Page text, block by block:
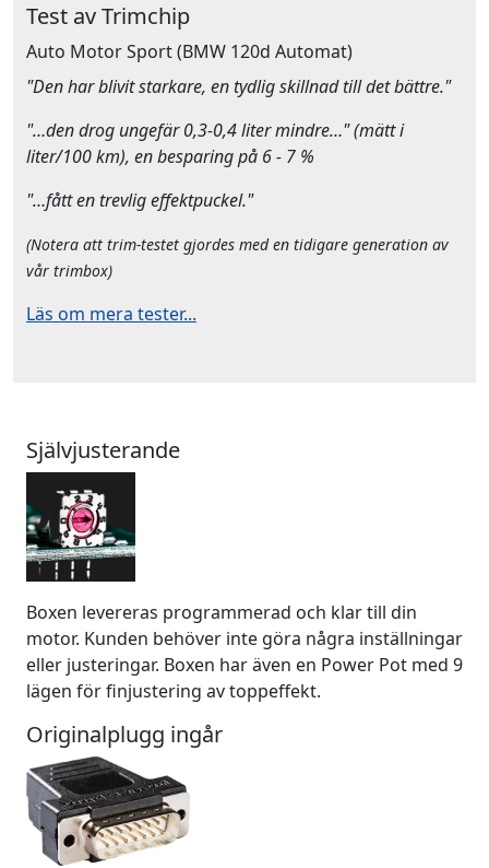
Test av Trimchip
Auto Motor Sport(BMW 120d Automat)
"Den har blivit starkare, en tydlig skillnad till det bättre."
"…den drog ungefär 0,3-0,4 liter mindre…" (mätt i
liter/100 km), en besparing på 6 - 7 %
"…fått en trevlig effektpuckel."
(Notera att trim-testet gjordes med en tidigare generation av
vår trimbox)
Läs om mera tester...
Självjusterande
Boxen levereras programmerad och klar till din
motor. Kunden behöver inte göra några inställningar
eller justeringar. Boxen har även en Power Pot med 9
lägen för finjustering av toppeffekt.
Originalplugg ingår